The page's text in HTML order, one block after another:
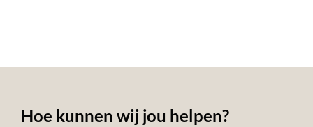
Hoe kunnen wij jou helpen?